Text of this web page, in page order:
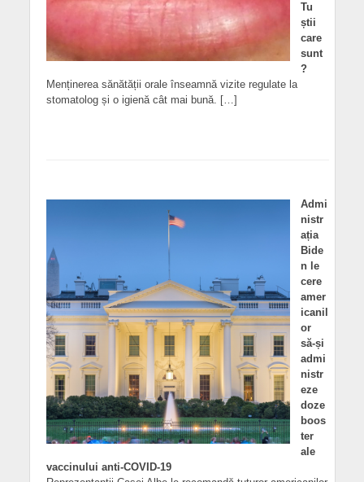
Tu
știi
care
sunt
?
Menținerea sănătății orale înseamnă vizite regulate la
stomatolog și o igienă cât mai bună. […]
Admi
nistr
ația
Bide
n le
cere
amer
icanil
or
să-și
admi
nistr
eze
doze
boos
ter
ale
vaccinului anti-COVID-19